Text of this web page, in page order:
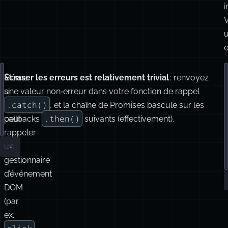
Promise.resolve(42)
.then(() => 'hello')
.catch(()
.then(() => throw new Error('totes fail '))
.catch (() => console.log('WILL get hit
Même
si
.catch()
peut
rappeler
un
gestionnaire
d’événement
DOM
(par
ex.
Écraser les erreurs est relativement trivial: renvoyez
une valeur non‑erreur dans votre fonction de rappel
.catch() , et la chaîne de Promises bascule sur les
callbacks
.then() suivants (effectivement).